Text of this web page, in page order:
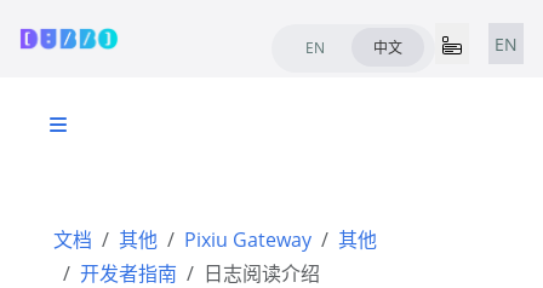
EN 中文 EN
文档 其他 Pixiu Gateway
其他
开发者指南
日志阅读介绍